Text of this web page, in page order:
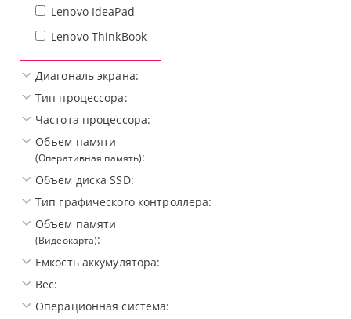
Lenovo IdeaPad
Lenovo ThinkBook
Диагональ экрана:
Тип процессора:
Частота процессора:
Объем памяти
(Оперативная память):
Объем диска SSD:
Тип графического контроллера:
Объем памяти
(Видеокарта):
Емкость аккумулятора:
Вес:
Операционная система: